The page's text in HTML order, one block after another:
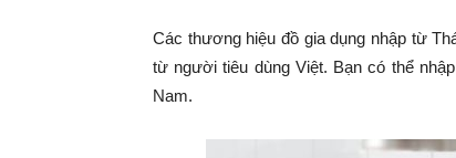
Các thương hiệu đồ gia dụng nhập từ
từ người tiêu dùng Việt. Bạn có thể
Nam.